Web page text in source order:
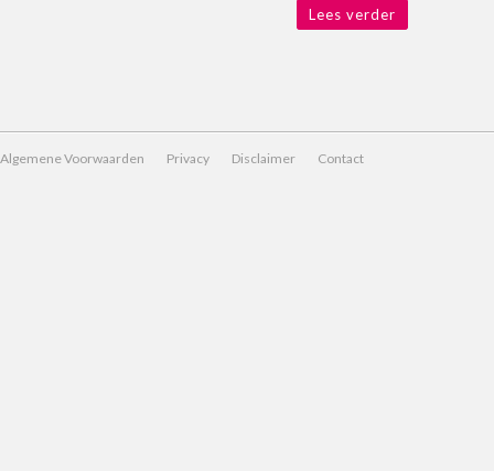
Lees verder
Algemene Voorwaarden Privacy Disclaimer Contact